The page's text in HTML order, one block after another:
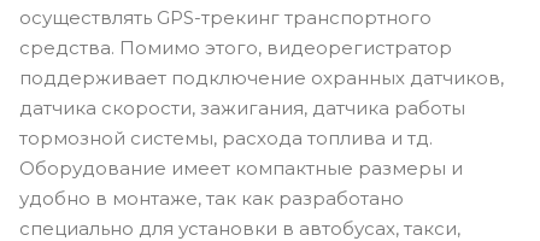
осуществлять GPS-трекинг транспортного
средства. Помимо этого, видеорегистратор
поддерживает подключение охранных датчиков,
датчика скорости, зажигания, датчика работы
тормозной системы, расхода топлива и тд.
Оборудование имеет компактные размеры и
удобно в монтаже, так как разработано
специально для установки в автобусах, такси,